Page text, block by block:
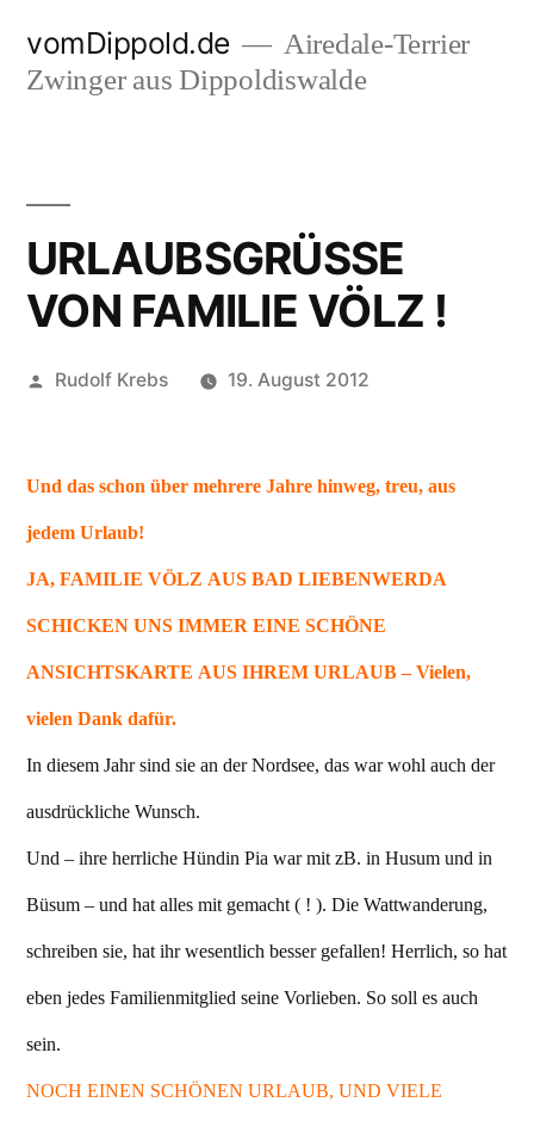
Inhalt
vomDippold.de
Airedale-Terrier
Zwinger aus Dippoldiswalde
URLAUBSGRÜSSE
VON FAMILIE VÖLZ !
Veröffentlicht
Rudolf Krebs 19. August 2012
Und das schon über mehrere Jahre hinweg, treu, aus
jedem Urlaub!
JA, FAMILIE VÖLZ AUS BAD LIEBENWERDA
SCHICKEN UNS IMMER EINE SCHÖNE
ANSICHTSKARTE AUS IHREM URLAUB – Vielen,
vielen Dank dafür.
In diesem Jahr sind sie an der Nordsee, das war wohl auch der
ausdrückliche Wunsch.
Und – ihre herrliche Hündin Pia war mit zB. in Husum und in
Büsum – und hat alles mit gemacht ( ! ). Die Wattwanderung,
schreiben sie, hat ihr wesentlich besser gefallen! Herrlich, so hat
eben jedes Familienmitglied seine Vorlieben. So soll es auch
sein.
NOCH EINEN SCHÖNEN URLAUB, UND VIELE